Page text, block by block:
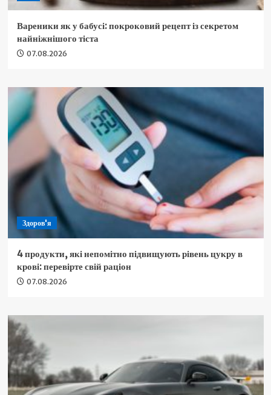
Вареники як у бабусі: покроковий рецепт із секретом
найніжнішого тіста
07.08.2026
Здоров'я
4 продукти, які непомітно підвищують рівень цукру в
крові: перевірте свій раціон
07.08.2026